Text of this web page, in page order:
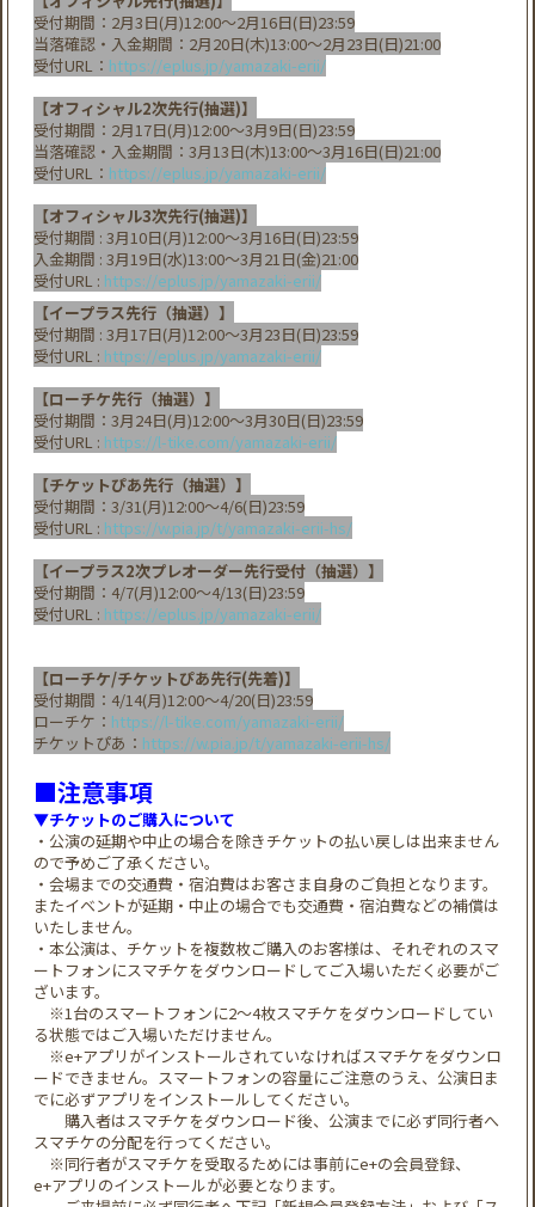
受付期間：2月3日(月)12:00～2月16日(日)23:59
当落確認・入金期間：2月20日(木)13:00〜2月23日(日)21:00
受付URL： https://eplus.jp/yamazaki-erii/
【オフィシャル2次先行(抽選)】
受付期間：2月17日(月)12:00～3月9日(日)23:59
当落確認・入金期間：3月13日(木)13:00〜3月16日(日)21:00
受付URL： https://eplus.jp/yamazaki-erii/
【オフィシャル3次先行(抽選)】
受付期間 : 3月10日(月)12:00～3月16日(日)23:59
入金期間 : 3月19日(水)13:00〜3月21日(金)21:00
受付URL : https://eplus.jp/yamazaki-erii/
【イープラス先行（抽選）】
受付期間 : 3月17日(月)12:00～3月23日(日)23:59
受付URL : https://eplus.jp/yamazaki-erii/
【ローチケ先行（抽選）】
受付期間：3月24日(月)12:00～3月30日(日)23:59
受付URL : https://l-tike.com/yamazaki-erii/
【チケットぴあ先行（抽選）】
受付期間：3/31(月)12:00～4/6(日)23:59
受付URL : https://w.pia.jp/t/yamazaki-erii-hs/
【イープラス2次プレオーダー先行受付（抽選）】
受付期間：4/7(月)12:00～4/13(日)23:59
受付URL : https://eplus.jp/yamazaki-erii/
【ローチケ/チケットぴあ先行(先着)】
受付期間：4/14(月)12:00～4/20(日)23:59
ローチケ： https://l-tike.com/yamazaki-erii/
チケットぴあ： https://w.pia.jp/t/yamazaki-erii-hs/
■注意事項
▼チケットのご購入について
・公演の延期や中止の場合を除きチケットの払い戻しは出来ません
ので予めご了承ください。
・会場までの交通費・宿泊費はお客さま自身のご負担となります。
またイベントが延期・中止の場合でも交通費・宿泊費などの補償は
いたしません。
・本公演は、チケットを複数枚ご購入のお客様は、それぞれのスマ
ートフォンにスマチケをダウンロードしてご入場いただく必要がご
ざいます。
※1台のスマートフォンに2～4枚スマチケをダウンロードしてい
る状態ではご入場いただけません。
※e+アプリがインストールされていなければスマチケをダウンロ
ードできません。スマートフォンの容量にご注意のうえ、公演日ま
でに必ずアプリをインストールしてください。
購入者はスマチケをダウンロード後、公演までに必ず同行者へ
スマチケの分配を行ってください。
※同行者がスマチケを受取るためには事前にe+の会員登録、
e+アプリのインストールが必要となります。